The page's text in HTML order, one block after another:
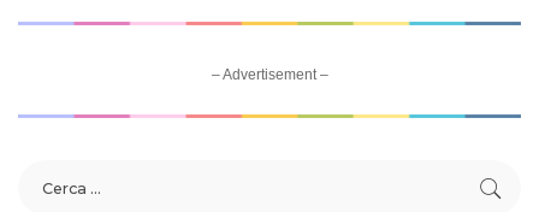
– Advertisement –